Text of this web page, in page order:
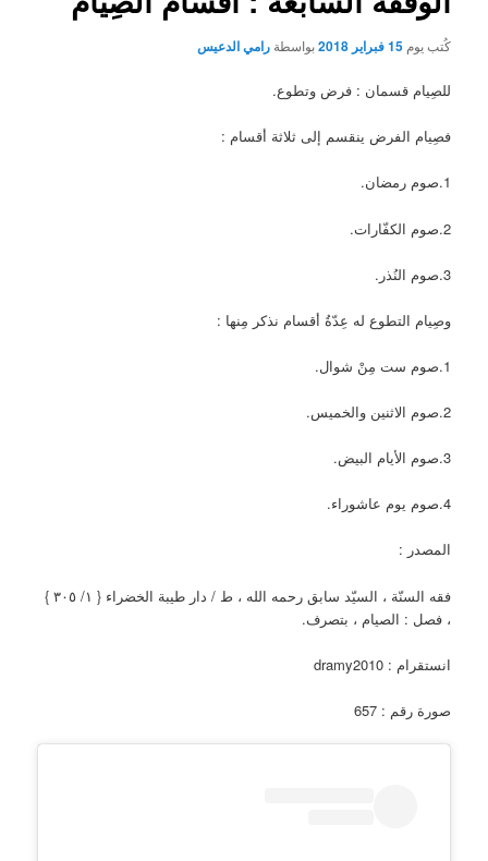
كُتب يوم15 فبراير 2018 بواسطةرامي الدعيس
للصِيام قسمان : فرض وتطوع.
فصِيام الفرض ينقسم إلى ثلاثة أقسام :
1.صوم رمضان.
2.صوم الكفّارات.
3.صوم النُذر.
وصِيام التطوع له عِدّةُ أقسام نذكر مِنها :
1.صوم ست مِنْ شوال.
2.صوم الاثنين والخميس.
3.صوم الأيام البيض.
4.صوم يوم عاشوراء.
المصدر :
فقه السنّة ، السيّد سابق رحمه الله ، ط / دار طيبة الخضراء { ١/ ٣٠٥ }
، فصل : الصيام ، بتصرف.
انستقرام : dramy2010
صورة رقم : 657